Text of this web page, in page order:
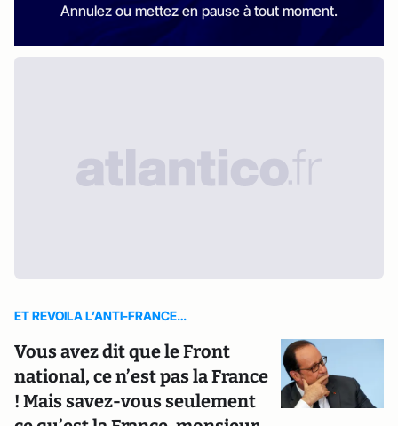
Annulez ou mettez en pause à tout moment.
ET REVOILA L’ANTI-FRANCE…
Vous avez dit que le Front
national, ce n’est pas la France
! Mais savez-vous seulement